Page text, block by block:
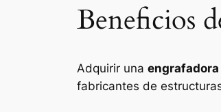
Beneficios
Adquirir una engrafadora
fabricantes de